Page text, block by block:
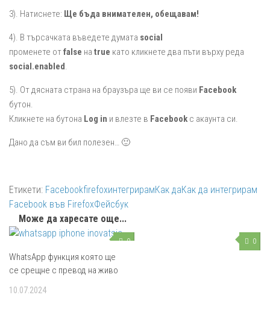
3). Натиснете: Ще бъда внимателен, обещавам!
4). В търсачката въведете думата social
променете отfalse на true като кликнете два пъти върху реда
social.enabled.
5). От дясната страна на браузъра ще ви се появи Facebook
бутон.
Кликнете на бутона Log in и влезте в Facebookс акаунта си.
Дано да съм ви бил полезен… 🙂
Етикети: FacebookfirefoxинтегрирамКак даКак да интегрирам
Facebook във FirefoxФейсбук
Може да харесате още...
0
WhatsApp функция която ще
се срещне с превод на живо
10.07.2024
0